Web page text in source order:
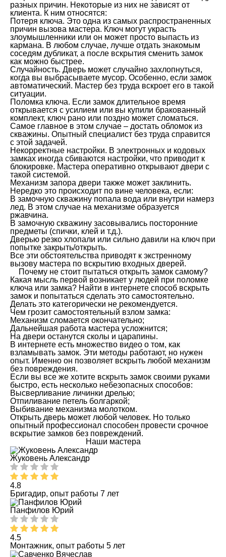
разных причин. Некоторые из них не зависят от
клиента. К ним относятся:
Потеря ключа. Это одна из самых распространенных
причин вызова мастера. Ключ могут украсть
злоумышленники или он может просто выпасть из
кармана. В любом случае, лучше отдать знакомым
соседям дубликат, а после вскрытия сменить замок
как можно быстрее.
Случайность. Дверь может случайно захлопнуться,
когда вы выбрасываете мусор. Особенно, если замок
автоматический. Мастер без труда вскроет его в такой
ситуации.
Поломка ключа. Если замок длительное время
открывается с усилием или вы купили бракованный
комплект, ключ рано или поздно может сломаться.
Самое главное в этом случае – достать обломок из
скважины. Опытный специалист без труда справится
с этой задачей.
Некорректные настройки. В электронных и кодовых
замках иногда сбиваются настройки, что приводит к
блокировке. Мастера оперативно открывают двери с
такой системой.
Механизм запора двери также может заклинить.
Нередко это происходит по вине человека, если:
В замочную скважину попала вода или внутри намерз
лед. В этом случае на механизме образуется
ржавчина.
В замочную скважину засовывались посторонние
предметы (спички, клей и т.д.).
Дверью резко хлопали или сильно давили на ключ при
попытке закрыть/открыть.
Все эти обстоятельства приводят к экстренному
вызову мастера по вскрытию входных дверей.
Почему не стоит пытаться открыть замок самому?
Какая мысль первой возникает у людей при поломке
ключа или замка? Найти в интернете способ вскрыть
замок и попытаться сделать это самостоятельно.
Делать это категорически не рекомендуется.
Чем грозит самостоятельный взлом замка:
Механизм сломается окончательно;
Дальнейшая работа мастера усложнится;
На двери останутся сколы и царапины.
В интернете есть множество видео о том, как
взламывать замок. Эти методы работают, но нужен
опыт. Именно он позволяет вскрыть любой механизм
без повреждения.
Если вы все же хотите вскрыть замок своими руками
быстро, есть несколько небезопасных способов:
Высверливание личинки дрелью;
Отпиливание петель болгаркой;
Выбивание механизма молотком.
Открыть дверь может любой человек. Но только
опытный профессионал способен провести срочное
вскрытие замков без повреждений.
Наши мастера
Жуковень Александр
4.8
Бригадир, опыт работы 7 лет
Панфилов Юрий
4.5
Монтажник, опыт работы 5 лет